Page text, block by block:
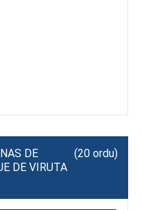
DE
DE VIRUTA
(20 ordu)